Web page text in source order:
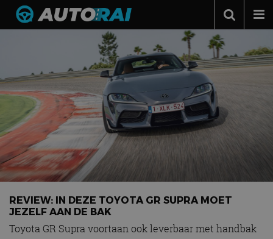
Autotests
Automerken
Adverteren
Contact
MotorRAI.nl
REVIEW: IN DEZE TOYOTA GR SUPRA MOET
JEZELF AAN DE BAK
Toyota GR Supra voortaan ook leverbaar met handbak